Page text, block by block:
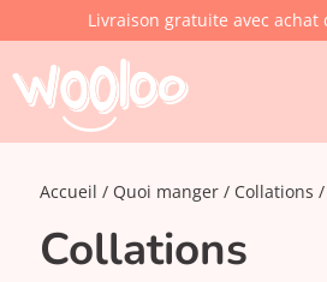
Livraison gratuite avec achat
Accueil Quoi manger Collations
Collations